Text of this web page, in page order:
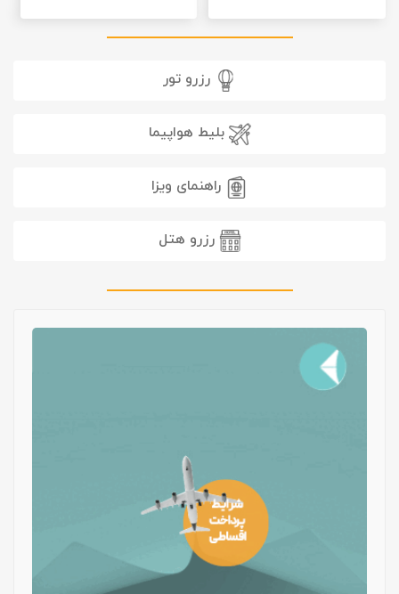
رزرو تور
بلیط هواپیما
راهنمای ویزا
رزرو هتل